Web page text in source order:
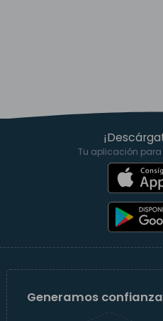
Tu aplicación
Generamos